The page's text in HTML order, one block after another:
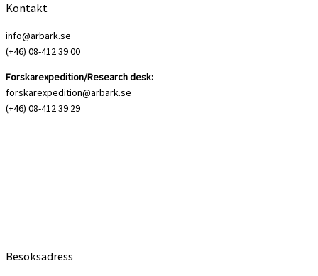
Kontakt
info@arbark.se
(+46) 08-412 39 00
Forskarexpedition/Research desk:
forskarexpedition@arbark.se
(+46) 08-412 39 29
Besöksadress